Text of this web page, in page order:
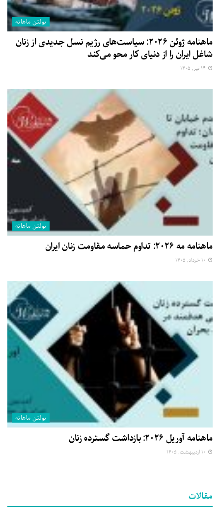
بولتن ماهانه
ماهنامه ژوئن ۲۰۲۶: سیاست‌های رژیم نسل جدیدی از زنان
شاغل ایران را از دنیای کار محو می‌کند
بولتن ماهانه
ماهنامه مه ۲۰۲۶: تداوم حماسه مقاومت زنان ایران
بولتن ماهانه
ماهنامه آوریل ۲۰۲۶: بازداشت گسترده زنان
مقالات